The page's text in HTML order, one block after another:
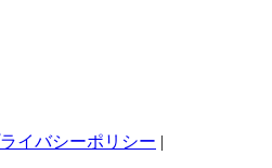
イバシーポリシー |